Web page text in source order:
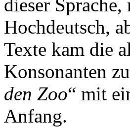
dieser
Hochdeutsch,
Texte kam die
Konsonanten
den Zoo“ mit
Anfang.